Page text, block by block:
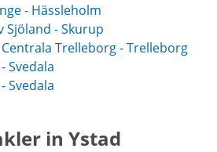
- Hässleholm
Sjöland - Skurup
Trelleborg - Trelleborg
Svedala
Svedala
in Ystad